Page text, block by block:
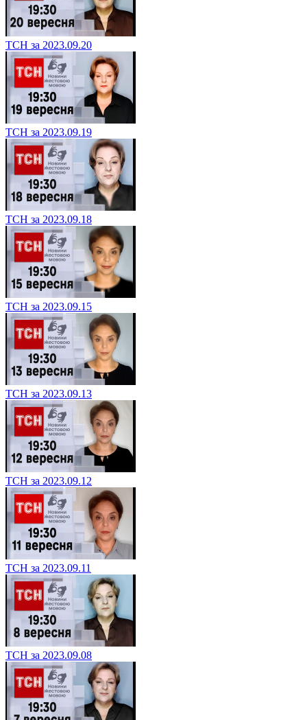
ТСН за 2023.09.20
ТСН за 2023.09.19
ТСН за 2023.09.18
ТСН за 2023.09.15
ТСН за 2023.09.13
ТСН за 2023.09.12
ТСН за 2023.09.11
ТСН за 2023.09.08